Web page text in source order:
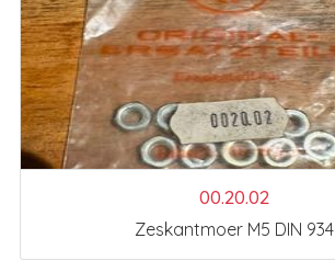
00.20.02
Zeskantmoer M5 DIN 934